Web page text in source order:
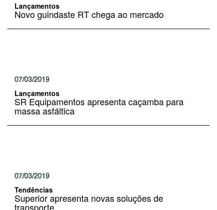
Lançamentos
Novo guindaste RT chega ao mercado
07/03/2019
Lançamentos
SR Equipamentos apresenta caçamba para
massa asfáltica
07/03/2019
Tendências
Superior apresenta novas soluções de
transporte